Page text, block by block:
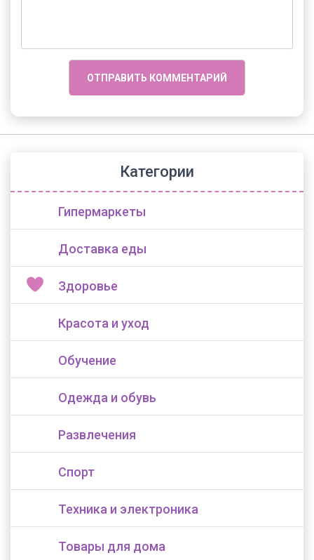
Категории
Гипермаркеты
Доставка еды
Здоровье
Красота и уход
Обучение
Одежда и обувь
Развлечения
Спорт
Техника и электроника
Товары для дома